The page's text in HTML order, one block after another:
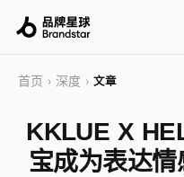
首页 › 深度 › 文章
KKLUE X
宝成为表达